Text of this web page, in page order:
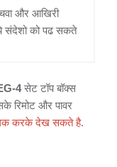
और आखिरी
संदेशो को पढ सकते
4सेट टॉप बॉक्स
रिमोट और पावर
करके देख सकते है.